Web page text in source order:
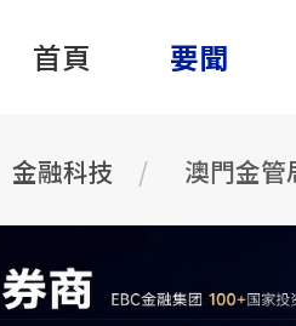
首頁 要聞
金融科技 澳門金